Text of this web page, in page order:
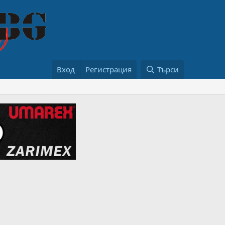
Вход Регистрация Търси